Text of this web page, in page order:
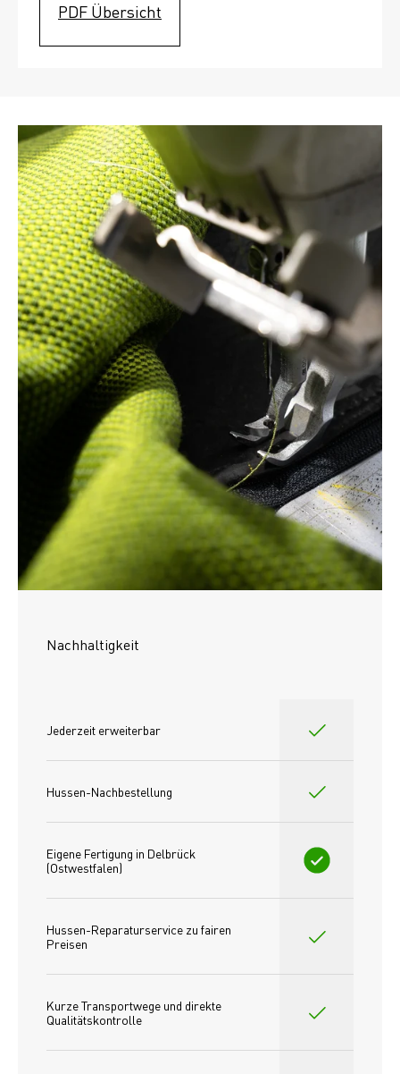
PDF Übersicht
Nachhaltigkeit
Jederzeit erweiterbar
Hussen-Nachbestellung
Eigene Fertigung in Delbrück
(Ostwestfalen)
Hussen-Reparaturservice zu fairen
Preisen​
Kurze Transportwege und direkte
Qualitätskontrolle